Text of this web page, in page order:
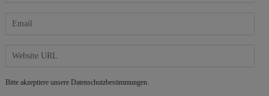
Bitte akzeptiere unsere Datenschutzbestimmungen.